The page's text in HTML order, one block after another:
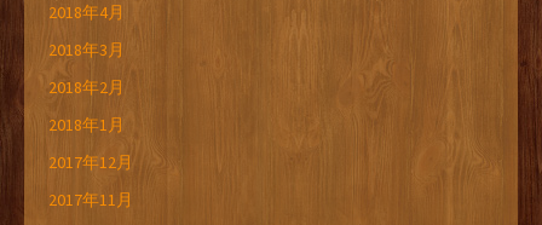
2018年4月
2018年3月
2018年2月
2018年1月
2017年12月
2017年11月